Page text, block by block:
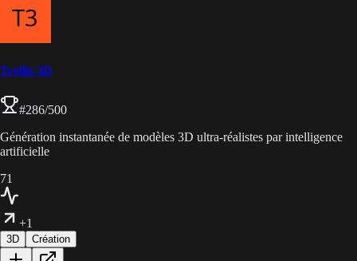
Trellis 3D
#286/500
Génération instantanée de modèles 3D ultra-réalistes par intelligence
artificielle
71
+1
3D Création